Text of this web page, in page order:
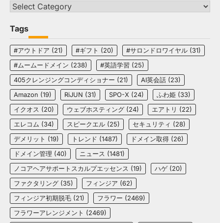
Categories
Tags
#アウトドア (21) #ギフト (20) #サロンドロワイヤル (31)
#ムームードメイン (238) #英語学習 (25)
405クレンジングコンディショナー (21) AI英会話 (23)
Amazon (19) RiJUN (31) SPO-X (24) ふわ姫 (33)
イクオス (20) ウェブホスティング (24) エアトリ (22)
エレコム (34) スピークエル (25) セキュリティ (28)
デメリット (19) トレンド (1487) ドメイン取得 (26)
ドメイン管理 (40) ニュース (1481)
ノコアヘアサポートスカルプエッセンス (19) ハゲ (20)
ファクタリング (35) フィンジア (62)
フィンジア初期脱毛 (21) フラワー (2469)
フラワーアレンジメント (2469)